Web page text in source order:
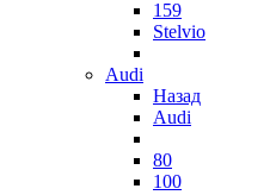
159
Stelvio
Audi
Назад
Audi
80
100